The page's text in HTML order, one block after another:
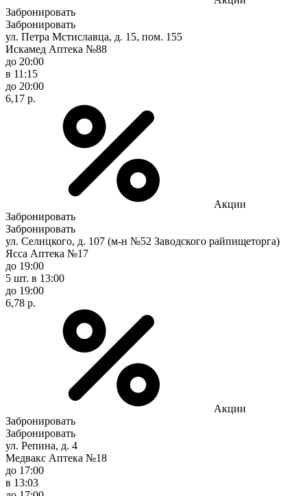
Забронировать
Забронировать
ул. Петра Мстиславца, д. 15, пом. 155
Искамед Аптека №88
до 20:00
в 11:15
до 20:00
6,17 р.
Акции
Забронировать
Забронировать
ул. Селицкого, д. 107 (м-н №52 Заводского райпищеторга)
Ясса Аптека №17
до 19:00
5 шт. в 13:00
до 19:00
6,78 р.
Акции
Забронировать
Забронировать
ул. Репина, д. 4
Медвакс Аптека №18
до 17:00
в 13:03